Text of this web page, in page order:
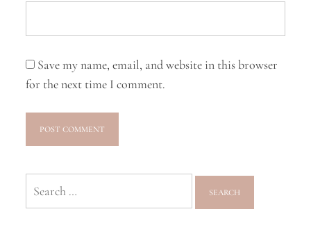
Save my name, email, and website in this browser
for the next time I comment.